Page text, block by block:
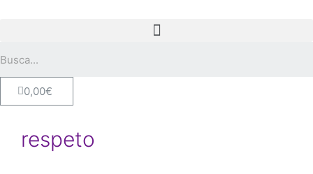
0,00€
respeto